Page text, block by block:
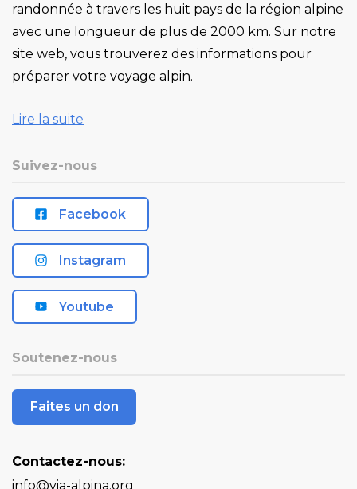
randonnée à travers les huit pays de la région alpine
avec une longueur de plus de 2000 km. Sur notre
site web, vous trouverez des informations pour
préparer votre voyage alpin.
Lire la suite
Suivez-nous
Facebook
Instagram
Youtube
Soutenez-nous
Faites un don
Contactez-nous:
info@via-alpina.org